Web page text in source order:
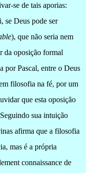
se de tais aporias:
se Deus pode ser
), que não seria nem
da oposição formal
por Pascal, entre o Deus
filosofia na fé, por um
que esta oposição
sua intuição
afirma que a filosofia
mas é a própria
connaissance de